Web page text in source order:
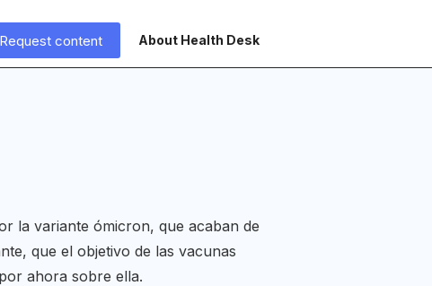
Request content About Health Desk
la variante ómicron, que acaban de
que el objetivo de las vacunas
ahora sobre ella.